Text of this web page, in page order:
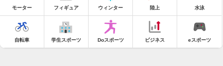
モーター フィギュア ウィンター 陸上 水泳
自転車 学生スポーツ Doスポーツ ビジネス eスポーツ